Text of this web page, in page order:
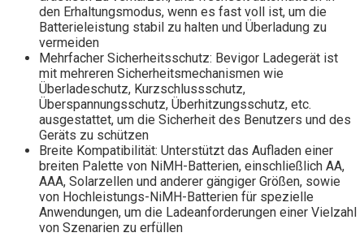
den Erhaltungsmodus, wenn es fast voll ist, um die
Batterieleistung stabil zu halten und Überladung zu
vermeiden
Mehrfacher Sicherheitsschutz: Bevigor Ladegerät ist
mit mehreren Sicherheitsmechanismen wie
Überladeschutz, Kurzschlussschutz,
Überspannungsschutz, Überhitzungsschutz, etc.
ausgestattet, um die Sicherheit des Benutzers und des
Geräts zu schützen
Breite Kompatibilität: Unterstützt das Aufladen einer
breiten Palette von NiMH-Batterien, einschließlich AA,
AAA, Solarzellen und anderer gängiger Größen, sowie
von Hochleistungs-NiMH-Batterien für spezielle
Anwendungen, um die Ladeanforderungen einer Vielzahl
von Szenarien zu erfüllen